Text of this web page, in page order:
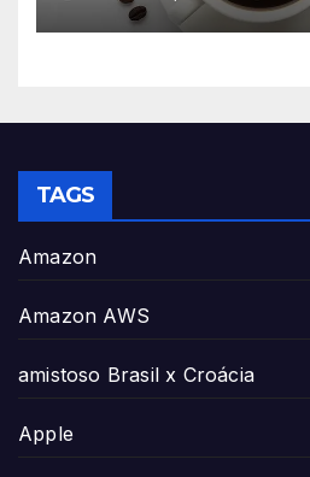
TAGS
Amazon
Amazon AWS
amistoso Brasil x Croácia
Apple